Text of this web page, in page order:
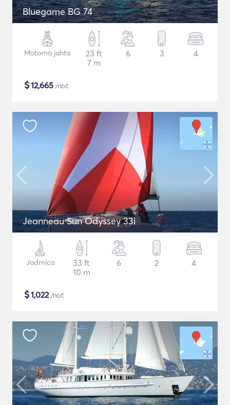
Bluegame BG 74
Motorna jahta
23 ft
7 m
6 3 4
$12,665 /noč
Jeanneau Sun Odyssey 33i
Jadrnica
33 ft
10 m
6 2 4
$1,022/noč